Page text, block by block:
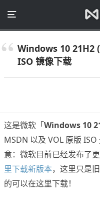
Windows 10 21H2
ISO 镜像下载
这是微软「Windows 10
MSDN 以及 VOL 原版
意：微软目前已经发布了
里下载新版本，这里只是
的可以在这里下载！